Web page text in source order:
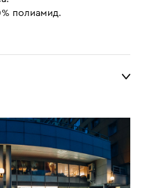
полиамид.